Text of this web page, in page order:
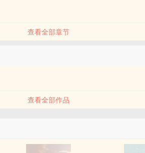
查看全部章节
查看全部作品